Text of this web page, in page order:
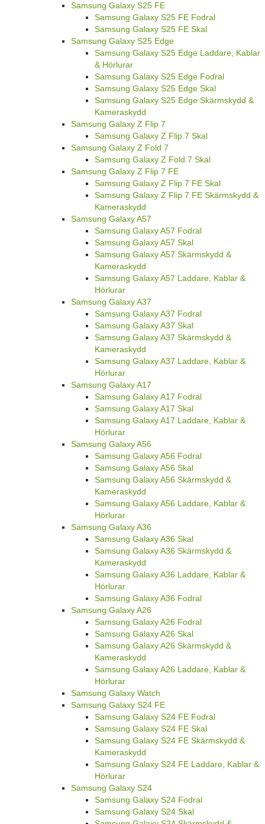
Samsung Galaxy S25 FE
Samsung Galaxy S25 FE Fodral
Samsung Galaxy S25 FE Skal
Samsung Galaxy S25 Edge
Samsung Galaxy S25 Edge Laddare, Kablar
& Hörlurar
Samsung Galaxy S25 Edge Fodral
Samsung Galaxy S25 Edge Skal
Samsung Galaxy S25 Edge Skärmskydd &
Kameraskydd
Samsung Galaxy Z Flip 7
Samsung Galaxy Z Flip 7 Skal
Samsung Galaxy Z Fold 7
Samsung Galaxy Z Fold 7 Skal
Samsung Galaxy Z Flip 7 FE
Samsung Galaxy Z Flip 7 FE Skal
Samsung Galaxy Z Flip 7 FE Skärmskydd &
Kameraskydd
Samsung Galaxy A57
Samsung Galaxy A57 Fodral
Samsung Galaxy A57 Skal
Samsung Galaxy A57 Skärmskydd &
Kameraskydd
Samsung Galaxy A57 Laddare, Kablar &
Hörlurar
Samsung Galaxy A37
Samsung Galaxy A37 Fodral
Samsung Galaxy A37 Skal
Samsung Galaxy A37 Skärmskydd &
Kameraskydd
Samsung Galaxy A37 Laddare, Kablar &
Hörlurar
Samsung Galaxy A17
Samsung Galaxy A17 Fodral
Samsung Galaxy A17 Skal
Samsung Galaxy A17 Laddare, Kablar &
Hörlurar
Samsung Galaxy A56
Samsung Galaxy A56 Fodral
Samsung Galaxy A56 Skal
Samsung Galaxy A56 Skärmskydd &
Kameraskydd
Samsung Galaxy A56 Laddare, Kablar &
Hörlurar
Samsung Galaxy A36
Samsung Galaxy A36 Skal
Samsung Galaxy A36 Skärmskydd &
Kameraskydd
Samsung Galaxy A36 Laddare, Kablar &
Hörlurar
Samsung Galaxy A36 Fodral
Samsung Galaxy A26
Samsung Galaxy A26 Fodral
Samsung Galaxy A26 Skal
Samsung Galaxy A26 Skärmskydd &
Kameraskydd
Samsung Galaxy A26 Laddare, Kablar &
Hörlurar
Samsung Galaxy Watch
Samsung Galaxy S24 FE
Samsung Galaxy S24 FE Fodral
Samsung Galaxy S24 FE Skal
Samsung Galaxy S24 FE Skärmskydd &
Kameraskydd
Samsung Galaxy S24 FE Laddare, Kablar &
Hörlurar
Samsung Galaxy S24
Samsung Galaxy S24 Fodral
Samsung Galaxy S24 Skal